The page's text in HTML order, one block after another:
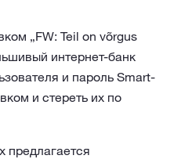
„FW: Teil on võrgus
интернет-банк
и пароль Smart-
и стереть их по
предлагается